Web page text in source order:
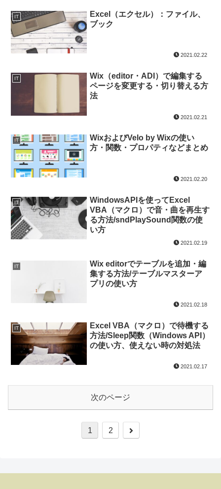
IT
Excel（エクセル）：ファイル、
ブック
2021.02.22
IT
Wix（editor・ADI）で編集する
ページを変更する・切り替える方
法
2021.02.21
IT
WixおよびVelo by Wixの使い
方・関数・プロパティなどまとめ
2021.02.20
IT
WindowsAPIを使ってExcel
VBA（マクロ）で音・曲を再生す
る方法/sndPlaySound関数の使
い方
2021.02.19
IT
Wix editorでテーブルを追加・編
集する方法/テーブルマスターア
プリの使い方
2021.02.18
IT
Excel VBA（マクロ）で待機する
方法/Sleep関数（Windows API）
の使い方、使えない時の対処法
2021.02.17
次のページ
1 2